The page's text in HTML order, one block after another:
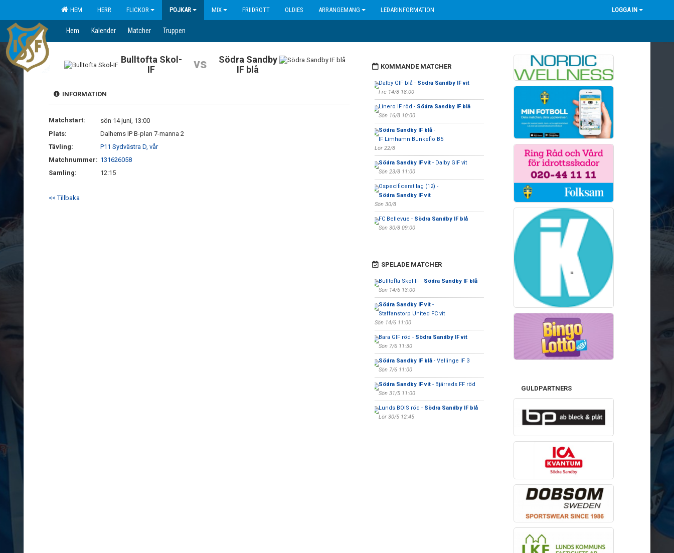
HEM HERR FLICKOR POJKAR MIX FRIIDROTT OLDIES ARRANGEMANG LEDARINFORMATION LOGGA IN
Hem Kalender Matcher Truppen
Bulltofta Skol-
IF
vs
Södra Sandby
IF blå
INFORMATION
Matchstart:
sön 14 juni, 13:00
Plats:
Dalhems IP B-plan 7-manna 2
Tävling:
P11 Sydvästra D, vår
Matchnummer: 131626058
Samling:
12:15
<< Tillbaka
KOMMANDE MATCHER
Dalby GIF blå - Södra Sandby IF vit
Fre 14/8 18:00
Linero IF röd - Södra Sandby IF blå
Sön 16/8 10:00
Södra Sandby IF blå-
IF Limhamn Bunkeflo B5
Lör 22/8
Södra Sandby IF vit- Dalby GIF vit
Sön 23/8 11:00
Ospecificerat lag (12) -
Södra Sandby IF vit
Sön 30/8
FC Bellevue - Södra Sandby IF blå
Sön 30/8 09:00
SPELADE MATCHER
Bulltofta Skol-IF - Södra Sandby IF blå
Sön 14/6 13:00
Södra Sandby IF vit-
Staffanstorp United FC vit
Sön 14/6 11:00
Bara GIF röd - Södra Sandby IF vit
Sön 7/6 11:30
Södra Sandby IF blå- Vellinge IF 3
Sön 7/6 11:00
Södra Sandby IF vit- Bjärreds FF röd
Sön 31/5 11:00
Lunds BOIS röd - Södra Sandby IF blå
Lör 30/5 12:45
GULDPARTNERS